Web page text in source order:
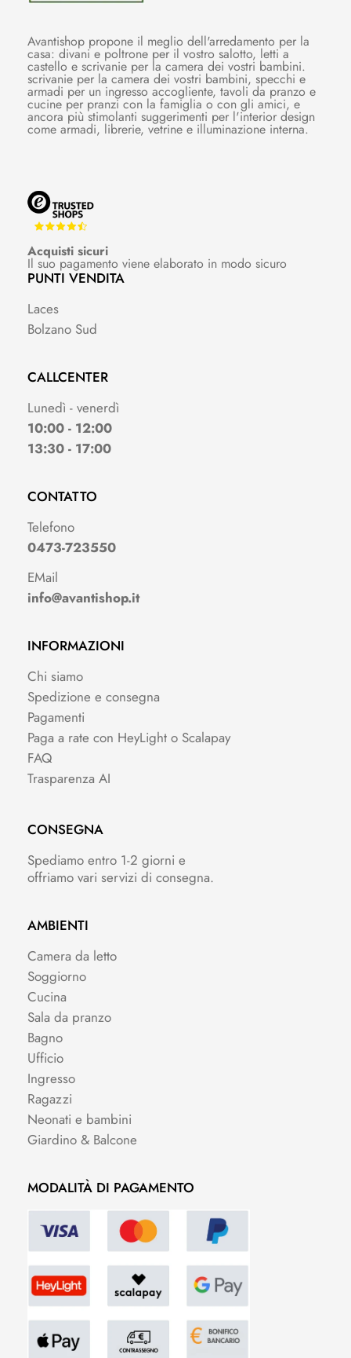
Avantishop propone il meglio dell'arredamento per la
casa: divani e poltrone per il vostro salotto, letti a
castello e scrivanie per la camera dei vostri bambini.
scrivanie per la camera dei vostri bambini, specchi e
armadi per un ingresso accogliente, tavoli da pranzo e
cucine per pranzi con la famiglia o con gli amici, e
ancora più stimolanti suggerimenti per l'interior design
come armadi, librerie, vetrine e illuminazione interna.
Acquisti sicuri
Il suo pagamento viene elaborato in modo sicuro
PUNTI VENDITA
Laces
Bolzano Sud
CALLCENTER
Lunedì - venerdì
10:00 - 12:00
13:30 - 17:00
CONTATTO
Telefono
0473-723550
EMail
info@avantishop.it
INFORMAZIONI
Chi siamo
Spedizione e consegna
Pagamenti
Paga a rate con HeyLight o Scalapay
FAQ
Trasparenza AI
CONSEGNA
Spediamo entro 1-2 giorni e
offriamo vari servizi di consegna.
AMBIENTI
Camera da letto
Soggiorno
Cucina
Sala da pranzo
Bagno
Ufficio
Ingresso
Ragazzi
Neonati e bambini
Giardino & Balcone
MODALITÀ DI PAGAMENTO